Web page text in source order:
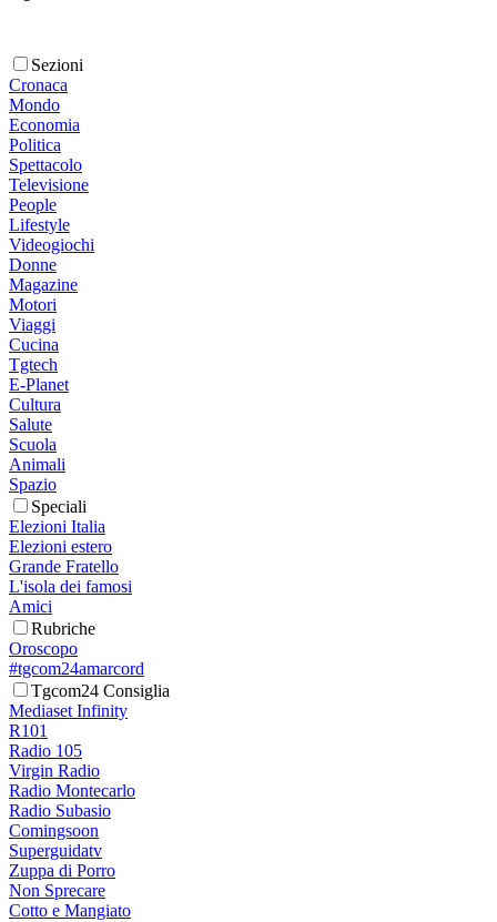
Sezioni
Cronaca
Mondo
Economia
Politica
Spettacolo
Televisione
People
Lifestyle
Videogiochi
Donne
Magazine
Motori
Viaggi
Cucina
Tgtech
E-Planet
Cultura
Salute
Scuola
Animali
Spazio
Speciali
Elezioni Italia
Elezioni estero
Grande Fratello
L'isola dei famosi
Amici
Rubriche
Oroscopo
#tgcom24amarcord
Tgcom24 Consiglia
Mediaset Infinity
R101
Radio 105
Virgin Radio
Radio Montecarlo
Radio Subasio
Comingsoon
Superguidatv
Zuppa di Porro
Non Sprecare
Cotto e Mangiato